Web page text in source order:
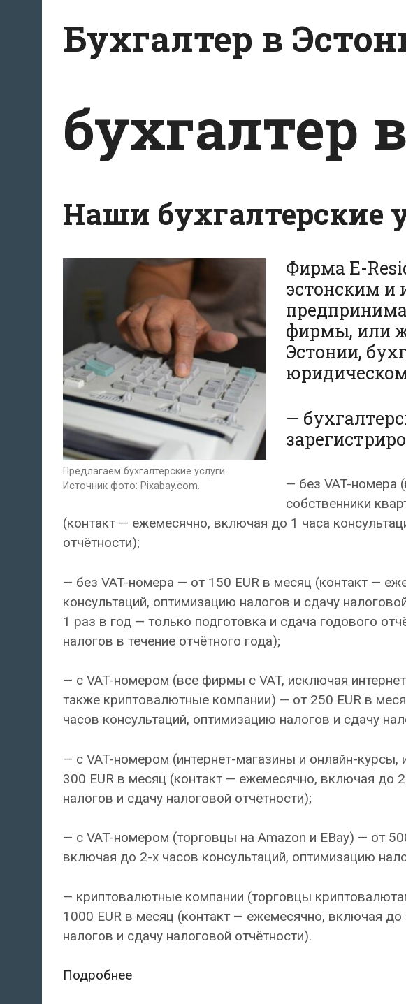
содержанию
Бухгалтер в
бухгалтер
Наши бухгалтерские
Предлагаем бухгалтерские услуги.
Источник фото: Pixabay.com.
Фирма E-
эстонским и
фирмы, или
Эстонии,
—
— без VAT-номера
собственники
(контакт — ежемесячно, включая до 1 часа
отчётности);
— без VAT-номера — от 150 EUR в месяц (контакт —
консультаций, оптимизацию налогов и сдачу
1 раз в год — только подготовка и сдача годового
налогов в течение отчётного года);
— с VAT-номером (все фирмы с VAT, исключая
также криптовалютные компании) — от 250 EUR в
часов консультаций, оптимизацию налогов и сдачу
— с VAT-номером (интернет-магазины и онлайн-
300 EUR в месяц (контакт — ежемесячно, включая до
налогов и сдачу налоговой отчётности);
— с VAT-номером (торговцы на Amazon и EBay) — от
включая до 2-х часов консультаций, оптимизацию
— криптовалютные компании (торговцы
1000 EUR в месяц (контакт — ежемесячно, включая
налогов и сдачу налоговой отчётности).
ПодробнееНаши